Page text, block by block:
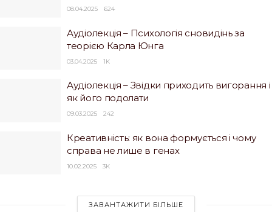
08.04.2025 624
Аудіолекція – Психологія сновидінь за
теорією Карла Юнга
03.04.2025 1K
Аудіолекція – Звідки приходить вигорання і
як його подолати
09.03.2025 242
Креативність: як вона формується і чому
справа не лише в генах
10.02.2025 3K
ЗАВАНТАЖИТИ БІЛЬШЕ